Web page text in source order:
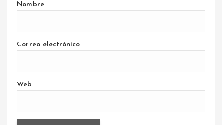
Nombre
Correo electrónico
Web